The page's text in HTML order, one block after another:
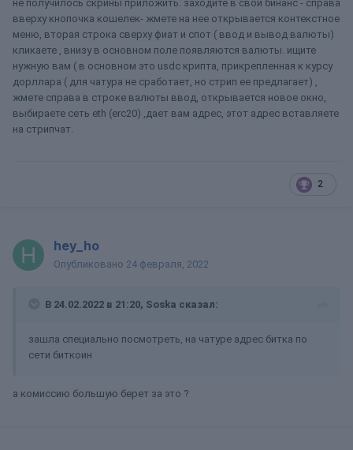
не получилось скрины приложить. заходите в свой бинанс - справа
вверху кнопочка кошелек- жмете на нее открывается контекстное
меню, вторая строка сверху фиат и спот ( ввод и вывод валюты)
кликаете , внизу в основном поле появляются валюты. ищите
нужную вам ( в основном это usdc крипта, прикрепленная к курсу
дорллара ( для чатура не сработает, но стрип ее предлагает) ,
жмете справа в строке валюты ввод, открывается новое окно,
выбираете сеть eth (erc20) ,дает вам адрес, этот адрес вставляете
на стрипчат.
2
hey_ho
Опубликовано 24 февраля, 2022
В 24.02.2022 в 21:20, Soska сказал:
зашла специально посмотреть, на чатуре адрес битка по
сети биткоин
а комиссию большую берет за это ?